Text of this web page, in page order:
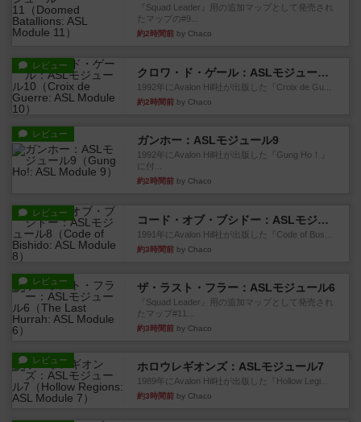
『Squad Leader』用の追加マップとして発売され
たマップの#9...
約2時間前 by Chaco
レビュー
クロワ・ド・ゲール：ASLモジュール10
1992年にAvalon Hill社が出版した『Croix de Gu...
約2時間前 by Chaco
レビュー ガンホー：ASLモジュール9
1992年にAvalon Hill社が出版した『Gung Ho！』
に付...
約2時間前 by Chaco
レビュー
コード・オブ・ブシドー：ASLモジュール8
1991年にAvalon Hill社が出版した『Code of Bus...
約3時間前 by Chaco
レビュー ザ・ラスト・フラー：ASLモジュール6
『Squad Leader』用の追加マップとして発売され
たマップ#11...
約3時間前 by Chaco
レビュー ホロウレギオンズ：ASLモジュール7
1989年にAvalon Hill社が出版した『Hollow Legi...
約3時間前 by Chaco